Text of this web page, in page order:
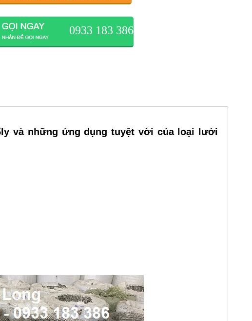
0933 183 386
và những ứng dụng tuyệt vời của loại lưới